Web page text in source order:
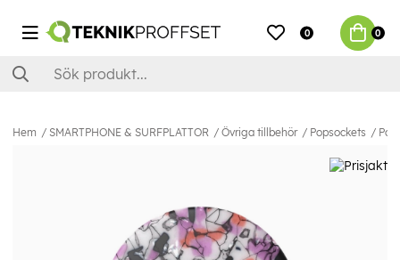
0 0
Hem SMARTPHONE & SURFPLATTOR Övriga tillbehör Popsockets